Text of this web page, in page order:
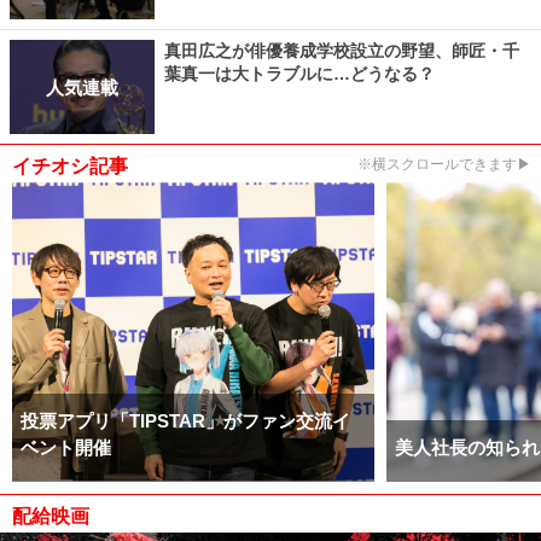
人気連載
真田広之が俳優養成学校設立の野望、師匠・千
葉真一は大トラブルに…どうなる？
イチオシ記事 ※横スクロールできます▶
投票アプリ「TIPSTAR」がファン交流イ
ベント開催
美人社長の知ら
配給映画